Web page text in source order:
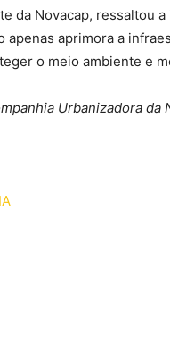
da Novacap, ressaltou
apenas aprimora a
o meio ambiente e
Urbanizadora da